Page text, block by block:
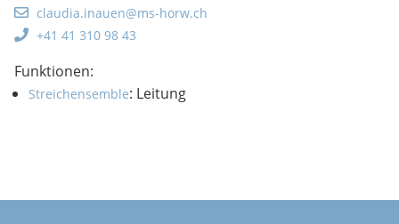
claudia.inauen@ms-horw.ch
+41 41 310 98 43
Funktionen:
Streichensemble: Leitung